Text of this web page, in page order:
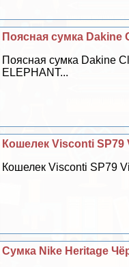
Поясная сумка Dakine
Поясная сумка Dakine
ELEPHANT...
Кошелек Visconti SP79
Кошелек Visconti SP79
Сумка Nike Heritage